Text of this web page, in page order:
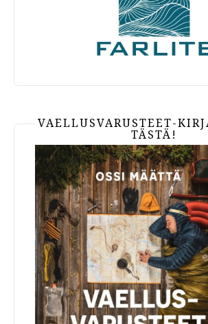
VAELLUSVARUSTEET-
TÄSTÄ!